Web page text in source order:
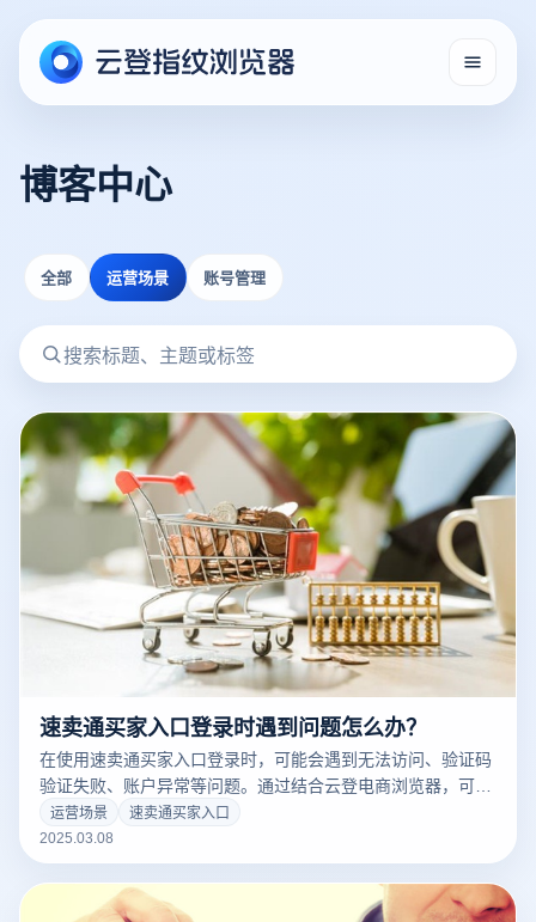
博客中心
全部 运营场景 账号管理
速卖通买家入口登录时遇到问题怎么办？
在使用速卖通买家入口登录时，可能会遇到无法访问、验证码
验证失败、账户异常等问题。通过结合云登电商浏览器，可以
快速解决这些登录难题，同时提升账户的安全性和操作效率。
以下是具体方法和技巧：
运营场景
速卖通买家入口
2025.03.08